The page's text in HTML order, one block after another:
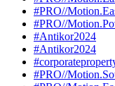
#PRO//
#PRO//
#Antikor2024
#Antikor2024
#PRO//